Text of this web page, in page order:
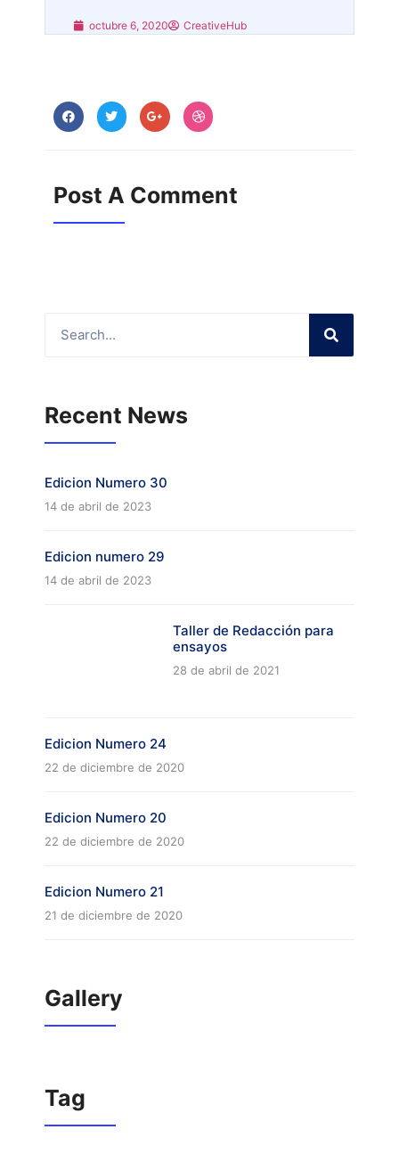
octubre 6, 2020 CreativeHub
Post A Comment
Recent News
Edicion Numero 30
14 de abril de 2023
Edicion numero 29
14 de abril de 2023
Taller de Redacción para
ensayos
28 de abril de 2021
Edicion Numero 24
22 de diciembre de 2020
Edicion Numero 20
22 de diciembre de 2020
Edicion Numero 21
21 de diciembre de 2020
Gallery
Tag